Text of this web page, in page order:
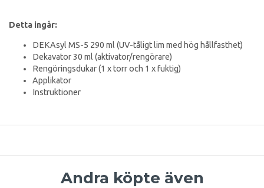
Detta ingår:
DEKAsyl MS-5 290 ml (UV-tåligt lim med hög hållfasthet)
Dekavator 30 ml (aktivator/rengörare)
Rengöringsdukar (1 x torr och 1 x fuktig)
Applikator
Instruktioner
Andra köpte även